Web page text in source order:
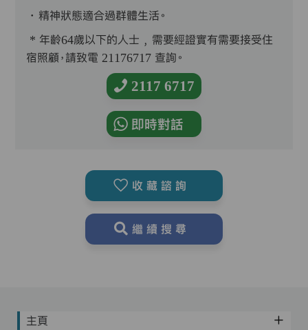
．精神狀態適合過群體生活。
* 年齡64歲以下的人士﹐需要經證實有需要接受住
宿照顧，請致電 21176717 查詢。
2117 6717
即時對話
收藏諮詢
繼續搜尋
主頁